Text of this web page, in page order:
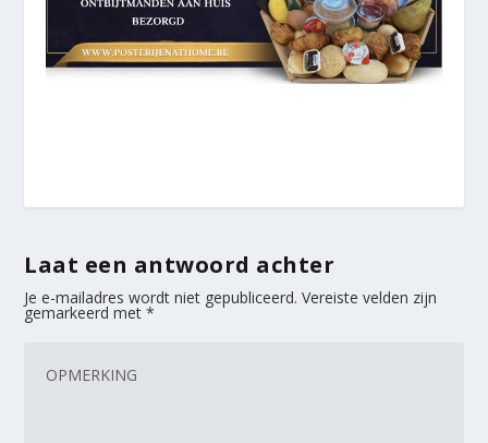
Laat een antwoord achter
Je e-mailadres wordt niet gepubliceerd. Vereiste velden zijn
gemarkeerd met*